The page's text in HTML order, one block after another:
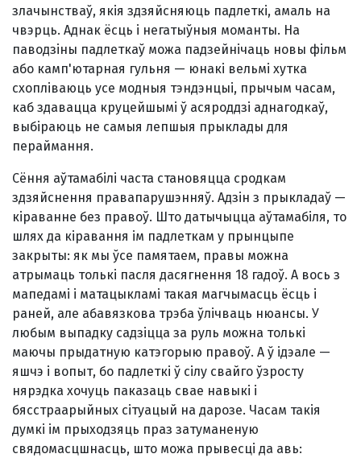
злачынстваў, якія здзяйсняюць падлеткі, амаль на
чвэрць. Аднак ёсць і негатыўныя моманты. На
паводзіны падлеткаў можа падзейнічаць новы фільм
або камп'ютарная гульня — юнакі вельмі хутка
схопліваюць усе модныя тэндэнцыі, прычым часам,
каб здавацца круцейшымі ў асяроддзі аднагодкаў,
выбіраюць не самыя лепшыя прыклады для
пераймання.
Сёння аўтамабілі часта становяцца сродкам
здзяйснення правапарушэнняў. Адзін з прыкладаў —
кіраванне без правоў. Што датычыцца аўтамабіля, то
шлях да кіравання ім падлеткам у прынцыпе
закрыты: як мы ўсе памятаем, правы можна
атрымаць толькі пасля дасягнення 18 гадоў. А вось з
мапедамі і матацыкламі такая магчымасць ёсць і
раней, але абавязкова трэба ўлічваць нюансы. У
любым выпадку садзіцца за руль можна толькі
маючы прыдатную катэгорыю правоў. А ў ідэале —
яшчэ і вопыт, бо падлеткі ў сілу свайго ўзросту
нярэдка хочуць паказаць свае навыкі і
бясстраарыйных сітуацый на дарозе. Часам такія
думкі ім прыходзяць праз затуманеную
свядомасцшнасць, што можа прывесці да авь: